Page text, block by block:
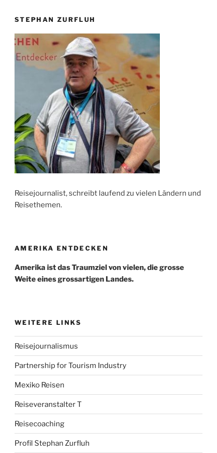
STEPHAN ZURFLUH
Reisejournalist, schreibt laufend zu vielen Ländern und
Reisethemen.
AMERIKA ENTDECKEN
Amerika ist das Traumziel von vielen, die grosse
Weite eines grossartigen Landes.
WEITERE LINKS
Reisejournalismus
Partnership for Tourism Industry
Mexiko Reisen
Reiseveranstalter T
Reisecoaching
Profil Stephan Zurfluh